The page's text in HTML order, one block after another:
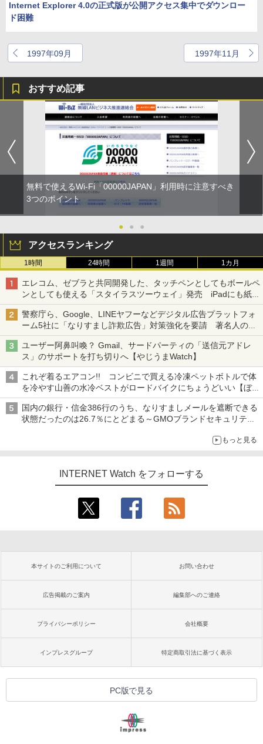
Internet Explorer 4.0の正式版が公開アクセス集中でダウンロー
ド困難
1997年09月 1997年11月
おすすめ記事
無料で使えるWi-Fi「00000JAPAN」利用時に注意すべき
3つのポイント
● ● ●
アクセスランキング
1時間 24時間 1週間 1カ月
エレコム、ゼブラと共同開発した、タッチペンとしてもボールペ
ンとしても使える「スタイラスツーウェイ」発売 iPadにも紙に
も、持ち替えずに書き込める
警察庁ら、Google、LINEヤフーなどデジタル広告プラットフォ
ーム5社に「なりすまし詐欺広告」対策強化を要請 著名人の写
真や映像を使った投資詐欺などへの対策として
ユーザー阿鼻叫喚？ Gmail、サードパーティの「送信元アドレ
ス」のサポートを打ち切りへ【やじうまWatch】
これぞ着るエアコン!! コンビニで買える冷凍ペットボトルで体
を冷やす山善の水冷ベストがロードバイクにちょうどいい【ぼっ
ち・ざ・ろーど！その14】【空いた時間でなにしてる？】
国内の銀行・信金386行のうち、なりすましメールを遮断できる
状態だったのは26.7％にとどまる～GMOブランドセキュリティ
もっと見る
INTERNET Watch をフォローする
本サイトのご利用について お問い合わせ
広告掲載のご案内 編集部へのご連絡
プライバシーポリシー 会社概要
インプレスグループ 特定商取引法に基づく表示
PC版で見る